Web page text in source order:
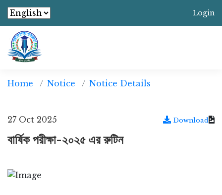
Login
Home Notice Notice Details
27 Oct 2025 Download
বার্ষিক পরীক্ষা-২০২৫ এর রুটিন